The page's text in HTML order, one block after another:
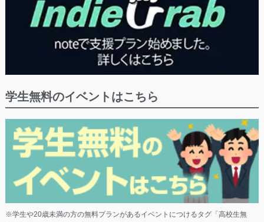
学生無料のイベントはこちら
※学生や20歳未満の方の無料プランがあるイベントにつけるタグ「高校生無